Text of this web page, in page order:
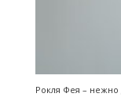
Рокля Фея – нежно